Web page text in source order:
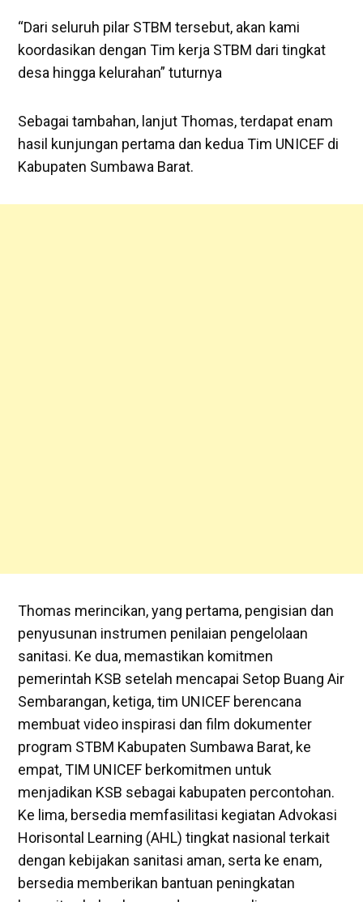
“Dari seluruh pilar STBM tersebut, akan kami
koordasikan dengan Tim kerja STBM dari tingkat
desa hingga kelurahan” tuturnya
Sebagai tambahan, lanjut Thomas, terdapat enam
hasil kunjungan pertama dan kedua Tim UNICEF di
Kabupaten Sumbawa Barat.
Thomas merincikan, yang pertama, pengisian dan
penyusunan instrumen penilaian pengelolaan
sanitasi. Ke dua, memastikan komitmen
pemerintah KSB setelah mencapai Setop Buang Air
Sembarangan, ketiga, tim UNICEF berencana
membuat video inspirasi dan film dokumenter
program STBM Kabupaten Sumbawa Barat, ke
empat, TIM UNICEF berkomitmen untuk
menjadikan KSB sebagai kabupaten percontohan.
Ke lima, bersedia memfasilitasi kegiatan Advokasi
Horisontal Learning (AHL) tingkat nasional terkait
dengan kebijakan sanitasi aman, serta ke enam,
bersedia memberikan bantuan peningkatan